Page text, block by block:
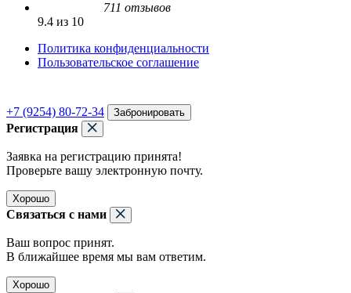
711 отзывов
9.4 из 10
Политика конфиденциальности
Пользовательское соглашение
+7 (9254) 80-72-34 Забронировать
Регистрация
Заявка на регистрацию принята!
Проверьте вашу электронную почту.
Хорошо
Связаться с нами
Ваш вопрос принят.
В ближайшее время мы вам ответим.
Хорошо